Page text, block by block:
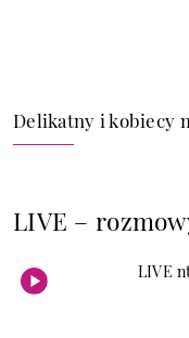
Delikatny i kobiecy
LIVE –
LIVE